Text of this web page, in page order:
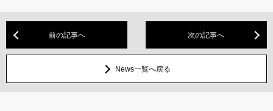
前の記事へ 次の記事へ
News一覧へ戻る